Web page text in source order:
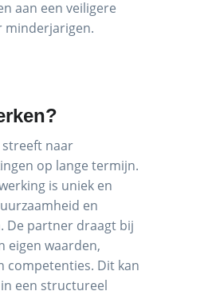
aan een veiligere
minderjarigen.
streeft naar
op lange termijn.
is uniek en
en
De partner draagt bij
eigen waarden,
competenties. Dit kan
een structureel